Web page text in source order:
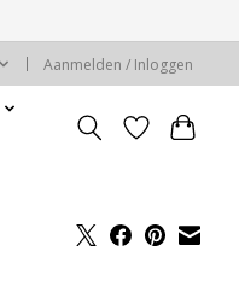
Aanmelden / Inloggen